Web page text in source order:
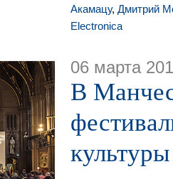
Акамацу, Дмитрий
Electronica
06 марта
В